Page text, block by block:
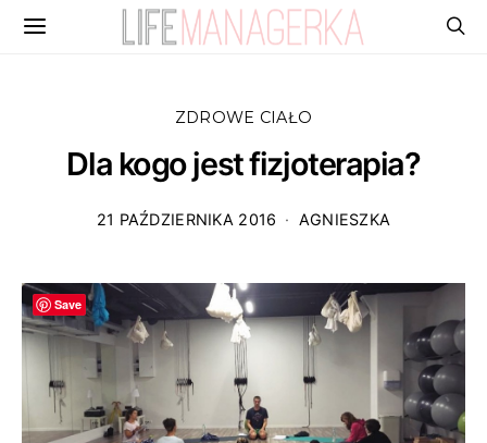
ZDROWE CIAŁO
Dla kogo jest fizjoterapia?
21 PAŹDZIERNIKA 2016 AGNIESZKA
Save